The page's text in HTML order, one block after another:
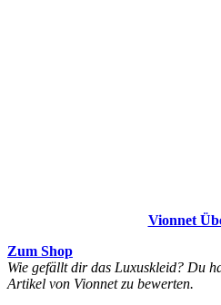
Vionnet
Zum Shop
Wie gefällt dir das Luxuskleid? Du
Artikel von Vionnet zu bewerten.